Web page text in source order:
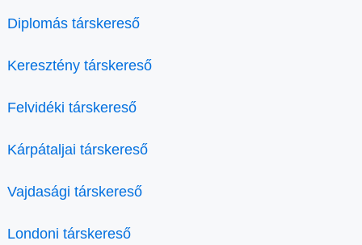
Diplomás társkereső
Keresztény társkereső
Felvidéki társkereső
Kárpátaljai társkereső
Vajdasági társkereső
Londoni társkereső